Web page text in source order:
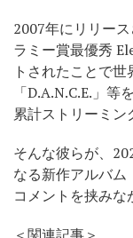
2007年にリリー
ラミー賞最優秀
トされたことで
「D.A.N.C.E.」
累計ストリーミン
そんな彼らが、
なる新作アルバ
コメントを挟みな